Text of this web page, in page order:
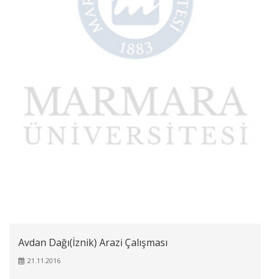
Avdan Dağı(İznik) Arazi Çalışması
21.11.2016